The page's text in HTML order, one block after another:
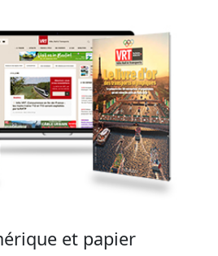
et papier